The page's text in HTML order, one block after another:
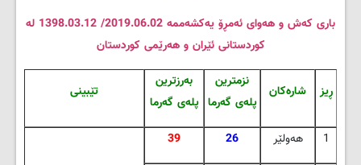
باری که‌ش و هه‌وای ئه‌مڕۆ یه‌کشه‌ممه‌ 2019.06.02/ 1398.03.12 له
کوردستانی ئێران و‌ هه‌رێمی کوردستان
ڕیز شاره‌کان
نزمترین
پله‌ی گه‌رما
به‌رزترین
پله‌ی گه‌رما
تێبینی
1 هه‌ولێر 26
39